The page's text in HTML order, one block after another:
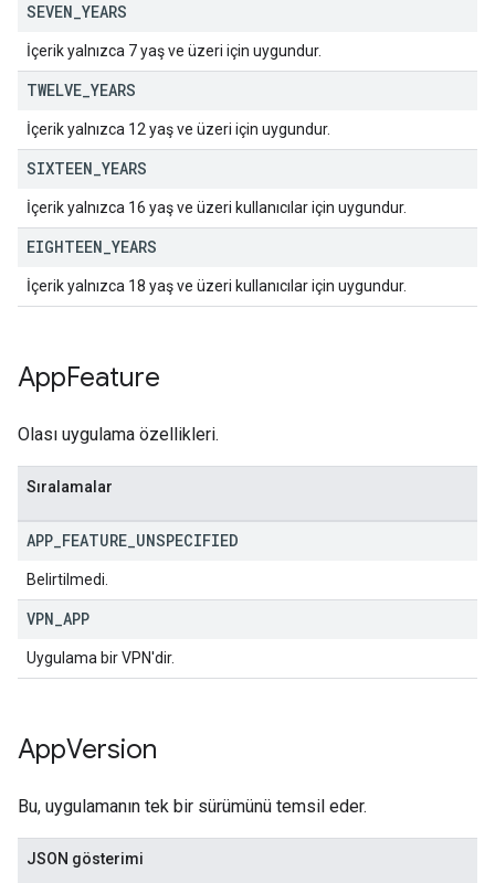
SEVEN YEARS
İçerik yalnızca 7 yaş ve üzeri için uygundur.
TWELVE YEARS
İçerik yalnızca 12 yaş ve üzeri için uygundur.
SIXTEEN YEARS
İçerik yalnızca 16 yaş ve üzeri kullanıcılar için uygundur.
EIGHTEEN YEARS
İçerik yalnızca 18 yaş ve üzeri kullanıcılar için uygundur.
AppFeature
Olası uygulama özellikleri.
Sıralamalar
APP FEATURE UNSPECIFIED
Belirtilmedi.
VPN APP
Uygulama bir VPN'dir.
AppVersion
Bu, uygulamanın tek bir sürümünü temsil eder.
JSON gösterimi